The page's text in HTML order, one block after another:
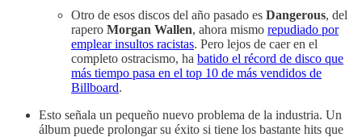
Otro de esos discos del año pasado es Dangerous, del
rapero Morgan Wallen, ahora mismo repudiado por
emplear insultos racistas. Pero lejos de caer en el
completo ostracismo, ha batido el récord de disco que
más tiempo pasa en el top 10 de más vendidos de
Billboard.
Esto señala un pequeño nuevo problema de la industria. Un
álbum puede prolongar su éxito si tiene los bastante hits que